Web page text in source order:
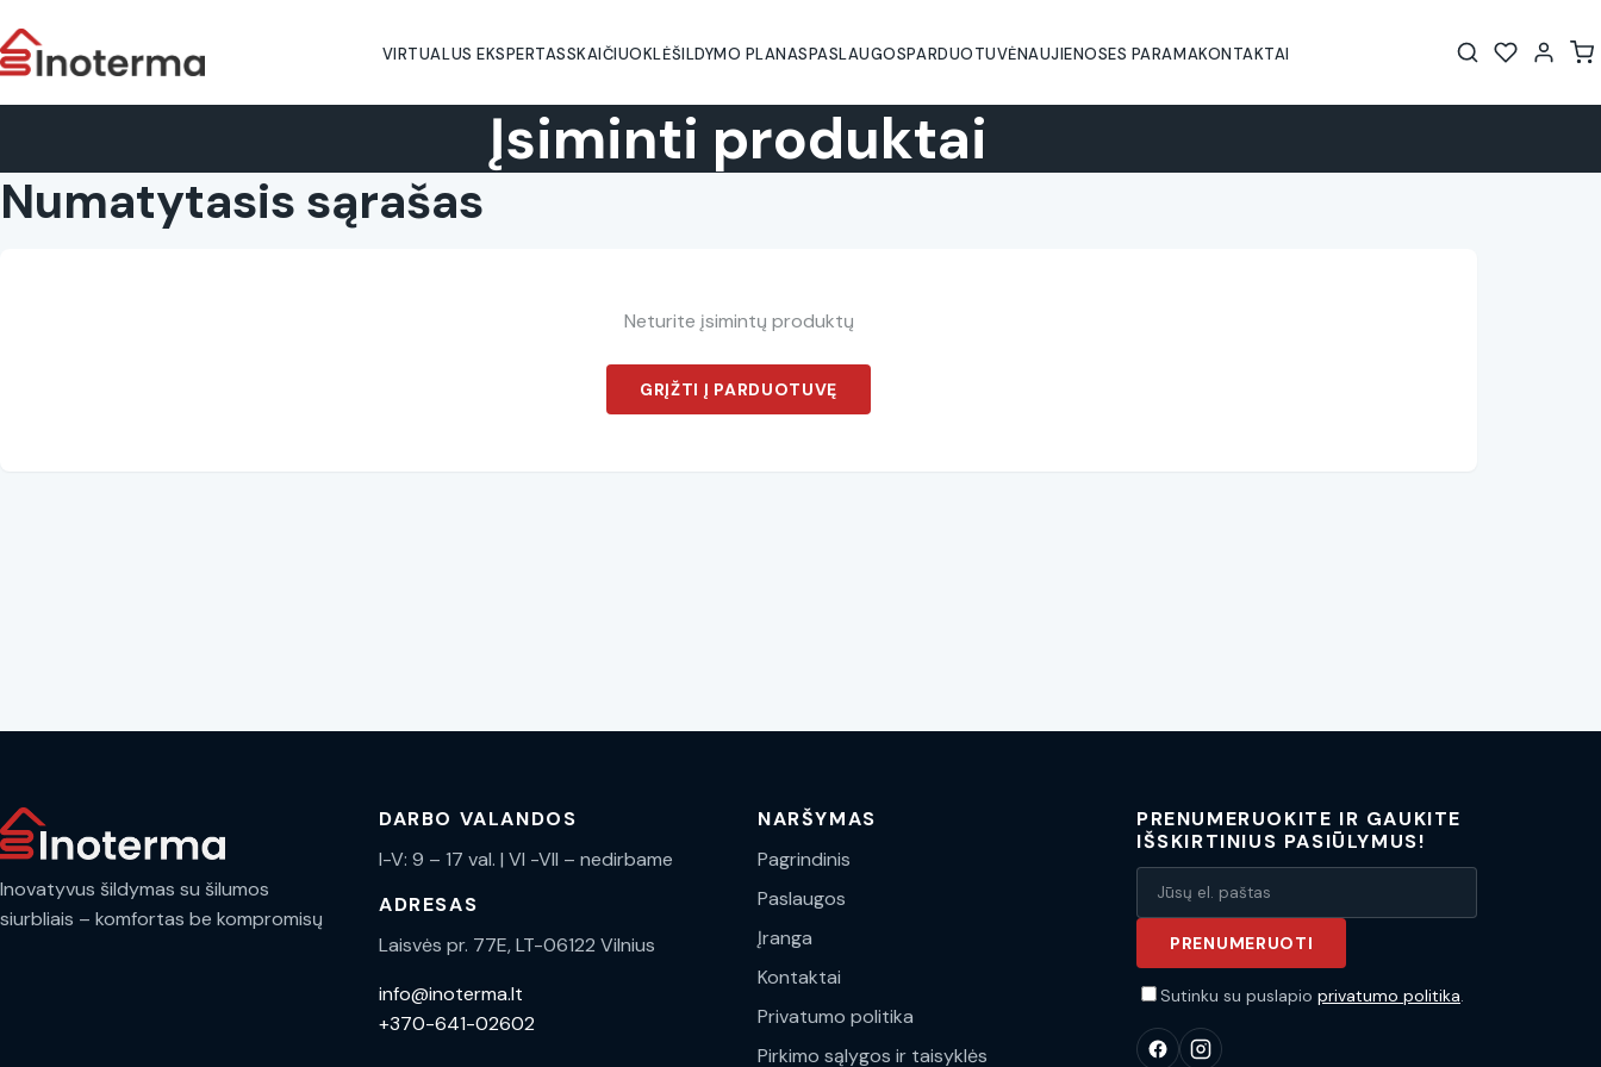
VIRTUALUS EKSPERTASSKAIČIUOKLĖŠILDYMO PLANASPASLAUGOSPARDUOTUVĖNAUJIENOSES PARAMAKONTAKTAI
Įsiminti produktai
Numatytasis sąrašas
Neturite įsimintų produktų
GRĮŽTI Į PARDUOTUVĘ
Inovatyvus šildymas su šilumos
siurbliais – komfortas be kompromisų
DARBO VALANDOS
I-V: 9 – 17 val. | VI -VII – nedirbame
ADRESAS
Laisvės pr. 77E, LT-06122 Vilnius
info@inoterma.lt
+370-641-02602
NARŠYMAS
Pagrindinis
Paslaugos
Įranga
Kontaktai
Privatumo politika
Pirkimo sąlygos ir taisyklės
PRENUMERUOKITE IR GAUKITE
IŠSKIRTINIUS PASIŪLYMUS!
PRENUMERUOTI
Sutinku su puslapio privatumo politika.